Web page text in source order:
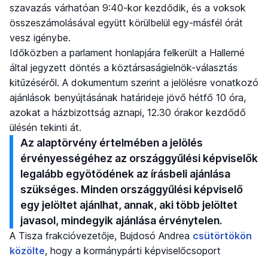
szavazás várhatóan 9:40-kor kezdődik, és a voksok
összeszámolásával együtt körülbelül egy-másfél órát
vesz igénybe.
Időközben a parlament honlapjára felkerült a Hallerné
által jegyzett döntés a köztársaságielnök-választás
kitűzéséről. A dokumentum szerint a jelölésre vonatkozó
ajánlások benyújtásának határideje jövő hétfő 10 óra,
azokat a házbizottság aznapi, 12.30 órakor kezdődő
ülésén tekinti át.
Az alaptörvény értelmében a jelölés
érvényességéhez az országgyűlési képviselők
legalább egyötödének az írásbeli ajánlása
szükséges. Minden országgyűlési képviselő
egy jelöltet ajánlhat, annak, aki több jelöltet
javasol, mindegyik ajánlása érvénytelen.
A Tisza frakcióvezetője, Bujdosó Andrea csütörtökön
közölte, hogy a kormánypárti képviselőcsoport